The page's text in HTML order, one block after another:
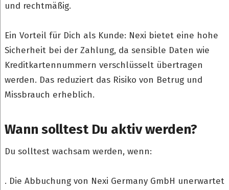
und rechtmäßig.
Ein Vorteil für Dich als Kunde: Nexi bietet eine hohe
Sicherheit bei der Zahlung, da sensible Daten wie
Kreditkartennummern verschlüsselt übertragen
werden. Das reduziert das Risiko von Betrug und
Missbrauch erheblich.
Wann solltest Du aktiv werden?
Du solltest wachsam werden, wenn:
. Die Abbuchung von Nexi Germany GmbH unerwartet